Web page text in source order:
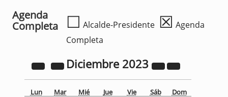
Agenda
Completa
☐ Alcalde-Presidente ☒ Agenda
Completa
Diciembre 2023
Lun Mar Mié Jue Vie Sáb Dom